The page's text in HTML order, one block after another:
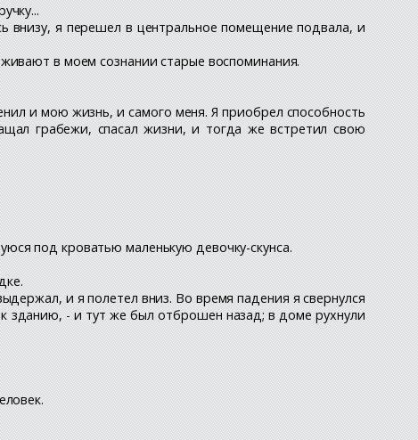
внизу, я перешел в центральное помещение подвала, и
в моем сознании старые воспоминания.
и мою жизнь, и самого меня. Я приобрел способность
грабежи, спасал жизни, и тогда же встретил свою
под кроватью маленькую девочку-скунса.
и я полетел вниз. Во время падения я свернулся
зданию, - и тут же был отброшен назад; в доме рухнули